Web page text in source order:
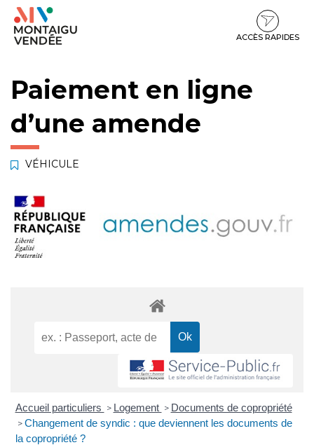
Gestion des traceurs
Aller
Aller
contenu
Aller
pied
ACCÈS RAPIDES
Paiement en ligne
d’une amende
VÉHICULE
Accueil particuliers > Logement > Documents de copropriété
> Changement de syndic : que deviennent les documents de
la copropriété ?